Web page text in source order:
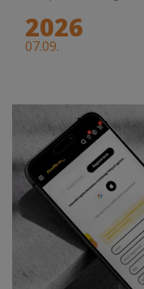
2026
07.09.